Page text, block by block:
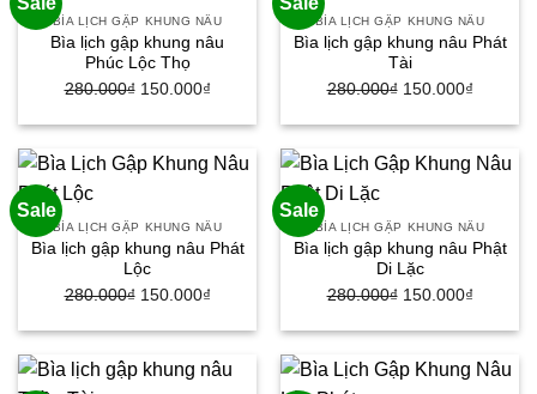
BÌA LỊCH GẬP KHUNG NÂU
Bìa lịch gập khung nâu
Phúc Lộc Thọ
280.000₫ Giá
280.000₫.
150.000₫
là:
150.000₫.
BÌA LỊCH GẬP KHUNG NÂU
Bìa lịch gập khung nâu Phát
Tài
280.000₫ Giá
280.000₫.
150.000₫
là:
Sale
BÌA LỊCH GẬP KHUNG NÂU
Bìa lịch gập khung nâu Phát
Lộc
280.000₫ Giá
280.000₫.
150.000₫
là:
Sale
BÌA LỊCH GẬP KHUNG NÂU
Bìa lịch gập khung nâu Phật
Di Lặc
280.000₫ Giá
280.000₫.
150.000₫
là: